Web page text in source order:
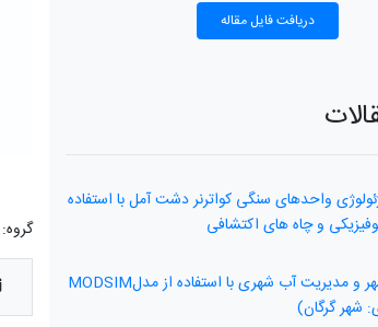
دریافت فایل مقاله
واحدهای سنگی کواترنر دشت آمل با استفاده
و چاه های اکتشافی
منطقه بندی شھر و مدیریت آب شھری با استفاده از مدلMODSIM
شھر گرگان)
گروه: